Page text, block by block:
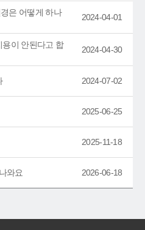
은 어떻게 하나
2024-04-01
용이 안된다고 합
2024-04-30
2024-07-02
2025-06-25
2025-11-18
와요 2026-06-18